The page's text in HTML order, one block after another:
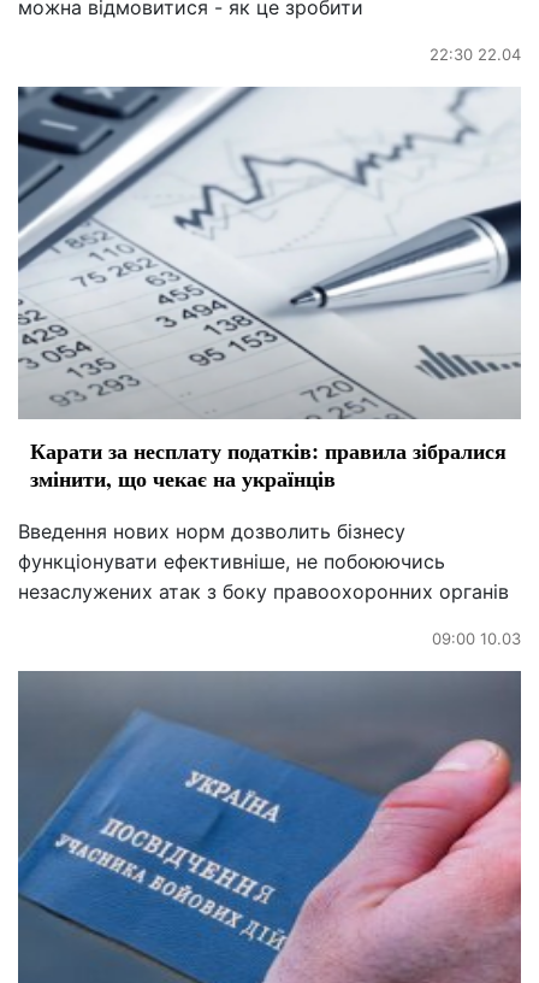
можна відмовитися - як це зробити
22:30 22.04
Карати за несплату податків: правила зібралися
змінити, що чекає на українців
Введення нових норм дозволить бізнесу
функціонувати ефективніше, не побоюючись
незаслужених атак з боку правоохоронних органів
09:00 10.03